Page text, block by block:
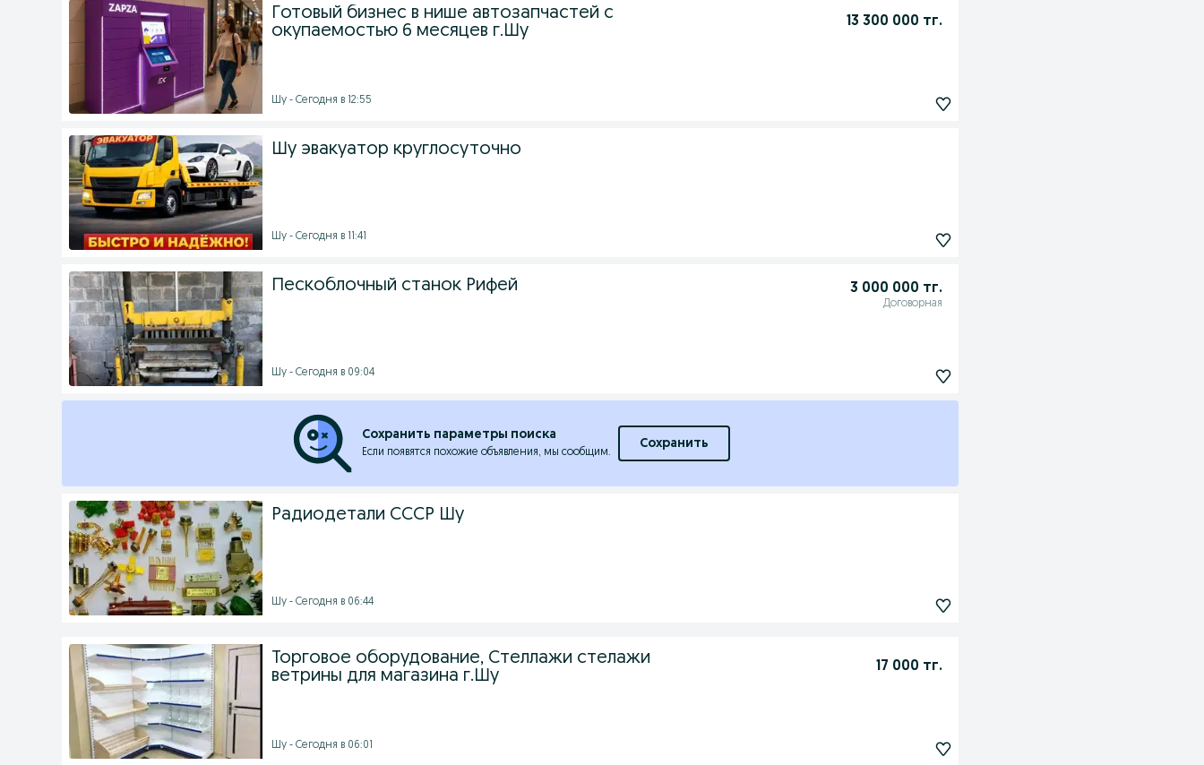
Готовый бизнес в нише автозапчастей с
окупаемостью 6 месяцев г.Шу
13 300 000 тг.
Шу - Сегодня в 12:55
Шу эвакуатор круглосуточно
Шу - Сегодня в 11:41
Пескоблочный станок Рифей 3 000 000 тг.
Договорная
Шу - Сегодня в 09:04
Сохранить параметры поиска
Если появятся похожие объявления, мы сообщим.
Сохранить
Радиодетали СССР Шу
Шу - Сегодня в 06:44
Торговое оборудование, Стеллажи стелажи
ветрины для магазина г.Шу
17 000 тг.
Шу - Сегодня в 06:01